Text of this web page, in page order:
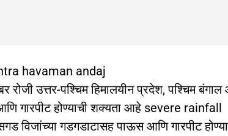
havaman andaj
रोजी उत्तर-पश्चिम हिमालयीन प्रदेश, पश्चिम
गारपीट होण्याची शक्यता आहे severe rainfall
विजांच्या गडगडाटासह पाऊस आणि गारपीट